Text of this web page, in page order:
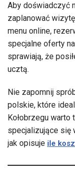
Aby doświadczyć
zaplanować
menu online,
specjalne oferty
sprawiają, że
ucztą.
Nie zapomnij
polskie, które
Kołobrzegu warto
specjalizujące się
jak opisuje ile